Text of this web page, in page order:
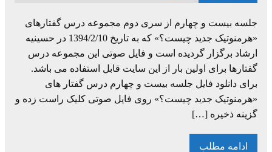
جلسه بیست و چهارم از سری دوم مجموعه درس گفتارهای
«هرمنوتیک جدید چیست؟» که به تاریخ 1394/2/10 در حسینیه
ارشاد برگزار گردیده است و فایل صوتی این مجموعه درس
گفتارها برای اولین بار از این سایت قابل استفاده می باشد.
برای دانلود فایل جلسه بیست و چهارم درس گفتار های
«هرمنوتیک جدید چیست؟» روی فایل صوتی کلیک راست زده و
گزینه ذخیره […]
ادامه مطلب